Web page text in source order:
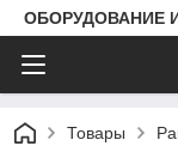
ОБОРУДОВАНИЕ
Товары